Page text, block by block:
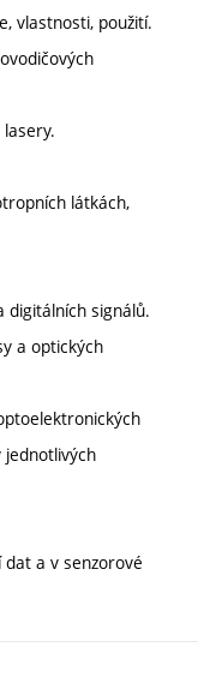
vlastnosti, použití.
látkách,
digitálních signálů.
a optických
jednotlivých
a v senzorové